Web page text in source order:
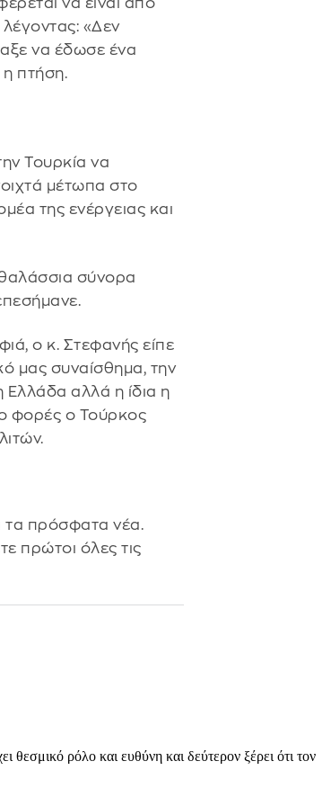
να είναι από
«Δεν
να έδωσε ένα
πτήση.
Τουρκία να
μέτωπα στο
της ενέργειας και
θαλάσσια σύνορα
ο κ. Στεφανής είπε
μας συναίσθημα, την
Ελλάδα αλλά η ίδια η
φορές ο Τούρκος
τα πρόσφατα νέα.
πρώτοι όλες τις